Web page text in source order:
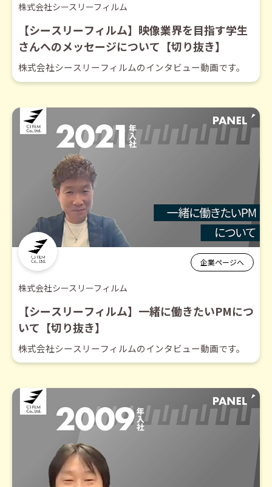
株式会社シースリーフィルム
【シースリーフィルム】映像業界を目指す学生
さんへのメッセージについて【切り抜き】
株式会社シースリーフィルムのインタビュー動画です。
企業ページへ
株式会社シースリーフィルム
【シースリーフィルム】一緒に働きたいPMにつ
いて【切り抜き】
株式会社シースリーフィルムのインタビュー動画です。